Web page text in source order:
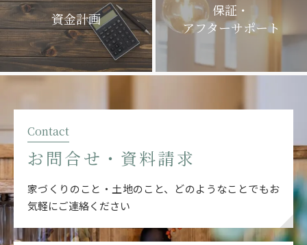
資金計画
保証・
アフターサポート
Contact
お問合せ・資料請求
家づくりのこと・土地のこと、どのようなことでもお
気軽にご連絡ください